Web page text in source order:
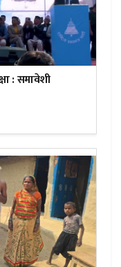
: समावेशी